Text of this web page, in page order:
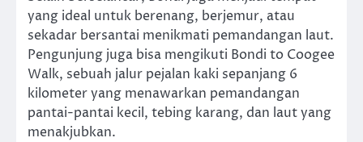
yang ideal untuk berenang, berjemur, atau
sekadar bersantai menikmati pemandangan laut.
Pengunjung juga bisa mengikuti Bondi to Coogee
Walk, sebuah jalur pejalan kaki sepanjang 6
kilometer yang menawarkan pemandangan
pantai-pantai kecil, tebing karang, dan laut yang
menakjubkan.